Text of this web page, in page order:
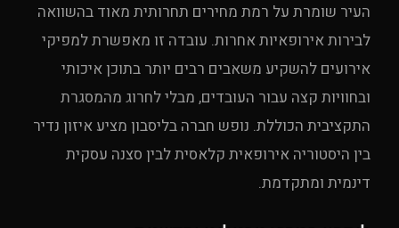
העיר שומרת על רמת מחירים תחרותית מאוד בהשוואה
לבירות אירופאיות אחרות. עובדה זו מאפשרת למפיקי
אירועים להשקיע משאבים רבים יותר בתוכן איכותי
ובחוויות קצה עבור העובדים, מבלי לחרוג מהמסגרת
התקציבית הכוללת. נופש חברה בליסבון מציע איזון נדיר
בין היסטוריה אירופאית קלאסית לבין סצנה עסקית
דינמית ומתקדמת.